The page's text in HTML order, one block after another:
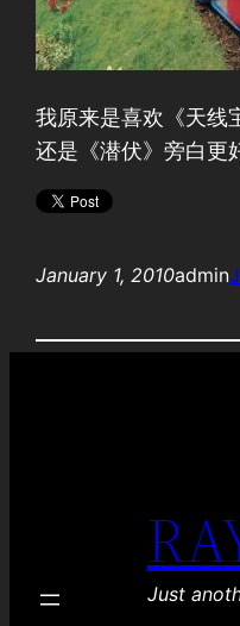
我原来是喜欢《天线
还是《潜伏》旁白更
January 1, 2010admin
Just